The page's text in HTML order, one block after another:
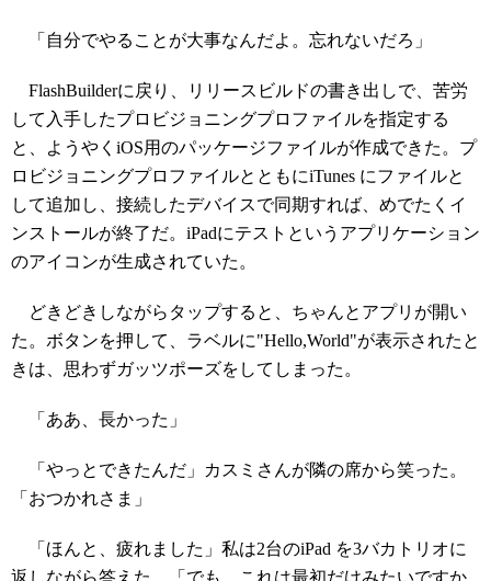
「自分でやることが大事なんだよ。忘れないだろ」
FlashBuilderに戻り、リリースビルドの書き出しで、苦労
して入手したプロビジョニングプロファイルを指定する
と、ようやくiOS用のパッケージファイルが作成できた。プ
ロビジョニングプロファイルとともにiTunes にファイルと
して追加し、接続したデバイスで同期すれば、めでたくイ
ンストールが終了だ。iPadにテストというアプリケーション
のアイコンが生成されていた。
どきどきしながらタップすると、ちゃんとアプリが開い
た。ボタンを押して、ラベルに"Hello,World"が表示されたと
きは、思わずガッツポーズをしてしまった。
「ああ、長かった」
「やっとできたんだ」カスミさんが隣の席から笑った。
「おつかれさま」
「ほんと、疲れました」私は2台のiPad を3バカトリオに
返しながら答えた。「でも、これは最初だけみたいですか